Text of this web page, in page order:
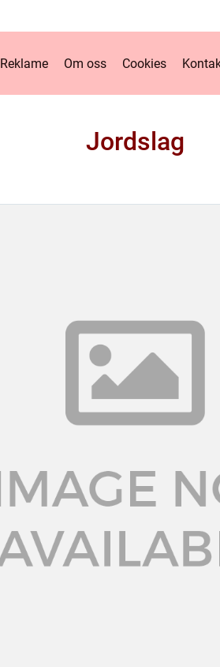
Reklame Om oss Cookies
Jordslag